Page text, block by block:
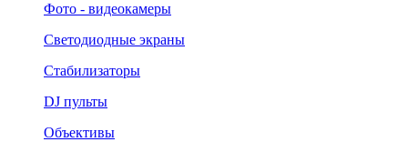
Фото - видеокамеры
Светодиодные экраны
Стабилизаторы
DJ пульты
Объективы